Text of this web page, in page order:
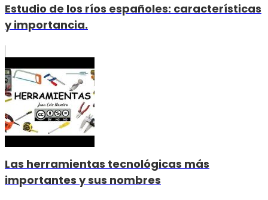
Estudio de los ríos españoles: características
y importancia.
Las herramientas tecnológicas más
importantes y sus nombres